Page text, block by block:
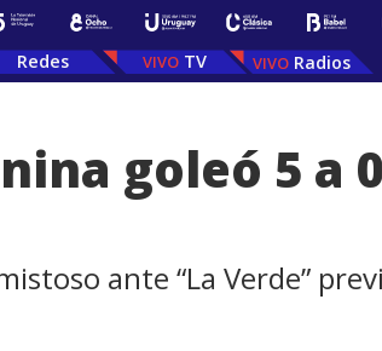
Redes TV Radios
goleó 5 a
ante “La Verde”